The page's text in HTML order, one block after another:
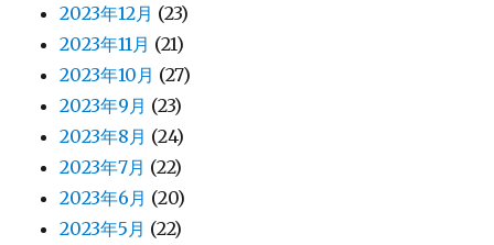
2023年12月 (23)
2023年11月 (21)
2023年10月 (27)
2023年9月 (23)
2023年8月 (24)
2023年7月 (22)
2023年6月 (20)
2023年5月 (22)